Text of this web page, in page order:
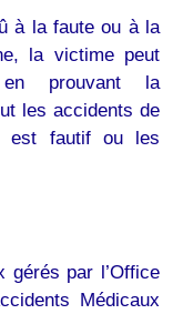
à la faute ou à la
la victime peut
en prouvant la
les accidents de
est fautif ou les
gérés par l’Office
Médicaux